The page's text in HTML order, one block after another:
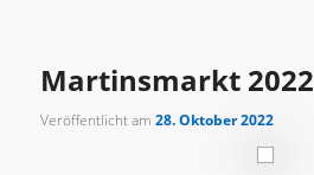
Martinsmarkt 2022
Veröffentlicht am28. Oktober 2022